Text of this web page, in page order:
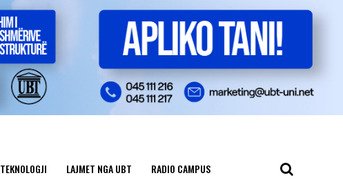
TEKNOLOGJI LAJMET NGA UBT RADIO CAMPUS